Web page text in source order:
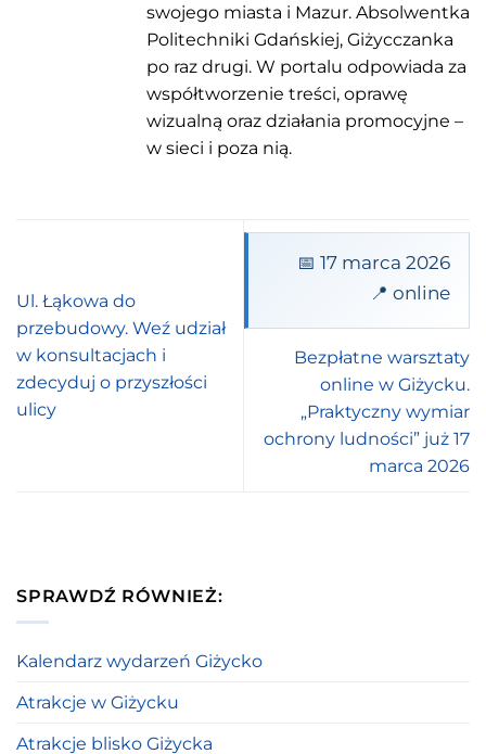
swojego miasta i Mazur. Absolwentka
Politechniki Gdańskiej, Giżycczanka
po raz drugi. W portalu odpowiada za
współtworzenie treści, oprawę
wizualną oraz działania promocyjne –
w sieci i poza nią.
Ul. Łąkowa do
przebudowy. Weź udział
w konsultacjach i
zdecyduj o przyszłości
ulicy
📅 17 marca 2026
📍 online
Bezpłatne warsztaty
online w Giżycku.
„Praktyczny wymiar
ochrony ludności” już 17
marca 2026
SPRAWDŹ RÓWNIEŻ:
Kalendarz wydarzeń Giżycko
Atrakcje w Giżycku
Atrakcje blisko Giżycka